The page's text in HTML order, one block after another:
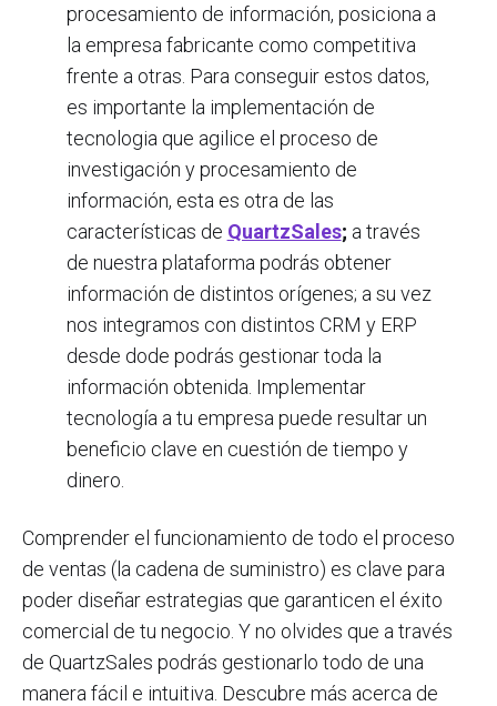
procesamiento de información, posiciona a
la empresa fabricante como competitiva
frente a otras. Para conseguir estos datos,
es importante la implementación de
tecnologia que agilice el proceso de
investigación y procesamiento de
información, esta es otra de las
características de QuartzSales; a través
de nuestra plataforma podrás obtener
información de distintos orígenes; a su vez
nos integramos con distintos CRM y ERP
desde dode podrás gestionar toda la
información obtenida. Implementar
tecnología a tu empresa puede resultar un
beneficio clave en cuestión de tiempo y
dinero.
Comprender el funcionamiento de todo el proceso
de ventas (la cadena de suministro) es clave para
poder diseñar estrategias que garanticen el éxito
comercial de tu negocio. Y no olvides que a través
de QuartzSales podrás gestionarlo todo de una
manera fácil e intuitiva. Descubre más acerca de